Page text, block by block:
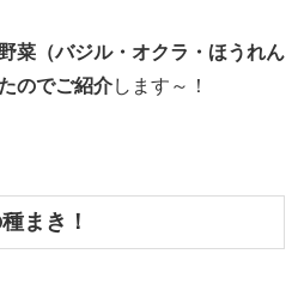
菜（バジル・オクラ・ほうれん
のでご紹介します～！
まき！